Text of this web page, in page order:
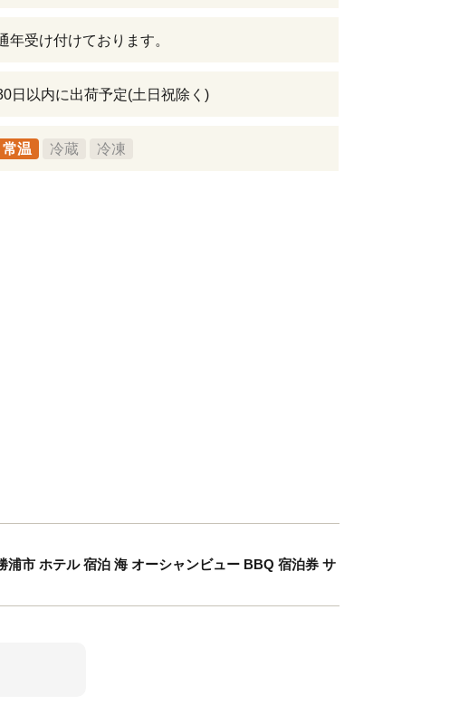
年受け付けております。
日以内に出荷予定(土日祝除く)
常温 冷蔵 冷凍
市 ホテル 宿泊 海 オーシャンビュー BBQ 宿泊券 サ